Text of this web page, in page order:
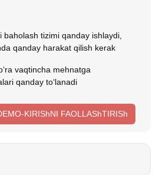
baholash tizimi qanday ishlaydi,
qanday harakat qilish kerak
vaqtincha mehnatga
qanday toʻlanadi
KIRIShNI FAOLLAShTIRISh